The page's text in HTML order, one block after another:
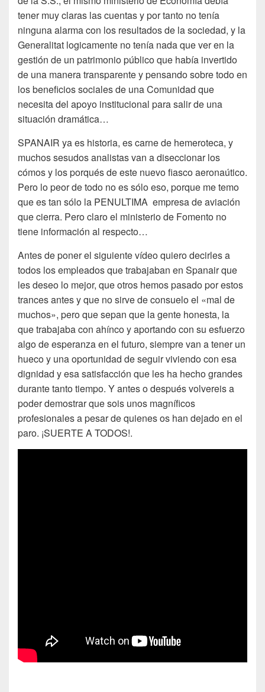
tener muy claras las cuentas y por tanto no tenía
ninguna alarma con los resultados de la sociedad, y la
Generalitat logicamente no tenía nada que ver en la
gestión de un patrimonio público que había invertido
de una manera transparente y pensando sobre todo en
los beneficios sociales de una Comunidad que
necesita del apoyo institucional para salir de una
situación dramática…
SPANAIR ya es historia, es carne de hemeroteca, y
muchos sesudos analistas van a diseccionar los
cómos y los porqués de este nuevo fiasco aeronaútico.
Pero lo peor de todo no es sólo eso, porque me temo
que es tan sólo la PENULTIMA empresa de aviación
que cierra. Pero claro el ministerio de Fomento no
tiene información al respecto…
Antes de poner el siguiente vídeo quiero decirles a
todos los empleados que trabajaban en Spanair que
les deseo lo mejor, que otros hemos pasado por estos
trances antes y que no sirve de consuelo el «mal de
muchos», pero que sepan que la gente honesta, la
que trabajaba con ahínco y aportando con su esfuerzo
algo de esperanza en el futuro, siempre van a tener un
hueco y una oportunidad de seguir viviendo con esa
dignidad y esa satisfacción que les ha hecho grandes
durante tanto tiempo. Y antes o después volvereis a
poder demostrar que sois unos magníficos
profesionales a pesar de quienes os han dejado en el
paro. ¡SUERTE A TODOS!.